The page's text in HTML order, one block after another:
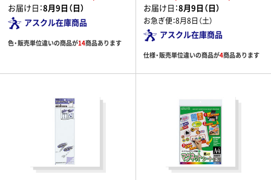
お届け日：8月9日（日）
アスクル在庫商品
色・販売単位違いの商品が14商品あります
お届け日：8月9日（日）
お急ぎ便：8月8日（土）
アスクル在庫商品
仕様・販売単位違いの商品が4商品あります